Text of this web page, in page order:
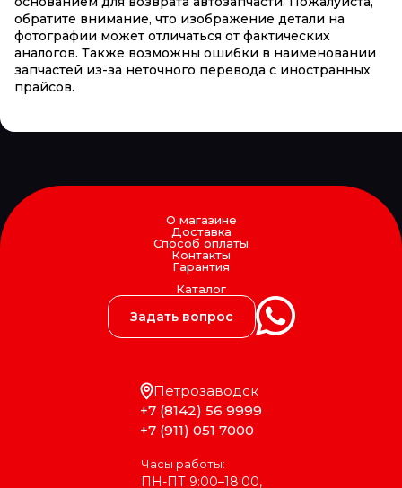
обратите внимание, что изображение детали на
фотографии может отличаться от фактических
аналогов. Также возможны ошибки в наименовании
запчастей из-за неточного перевода с иностранных
прайсов.
О магазине
Доставка
Способ оплаты
Контакты
Гарантия
Каталог
Петрозаводск
+7 (8142) 56 9999
+7 (911) 051 7000
Часы работы:
ПН-ПТ 9:00–18:00,
Задать вопрос